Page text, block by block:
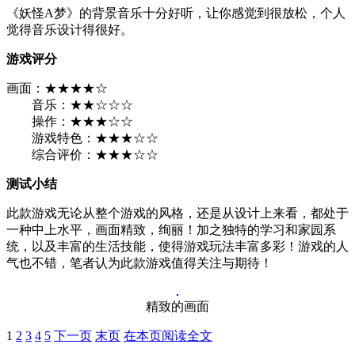
《妖怪A梦》的背景音乐十分好听，让你感觉到很放松，个人
觉得音乐设计得很好。
游戏评分
画面：★★★★☆
音乐：★★☆☆☆
操作：★★★☆☆
游戏特色：★★★☆☆
综合评价：★★★☆☆
测试小结
此款游戏无论从整个游戏的风格，还是从设计上来看，都处于
一种中上水平，画面精致，绚丽！加之独特的学习和家园系
统，以及丰富的生活技能，使得游戏玩法丰富多彩！游戏的人
气也不错，笔者认为此款游戏值得关注与期待！
精致的画面
1 2 3 4 5 下一页 末页 在本页阅读全文